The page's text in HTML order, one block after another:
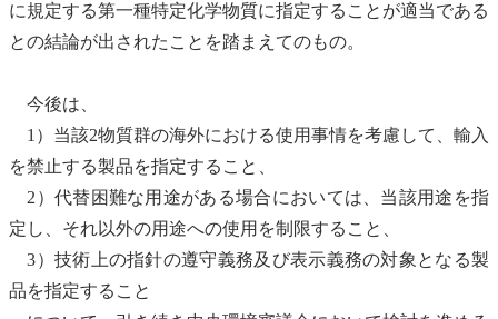
に規定する第一種特定化学物質に指定することが適当である
との結論が出されたことを踏まえてのもの。
今後は、
1）当該2物質群の海外における使用事情を考慮して、輸入
を禁止する製品を指定すること、
2）代替困難な用途がある場合においては、当該用途を指
定し、それ以外の用途への使用を制限すること、
3）技術上の指針の遵守義務及び表示義務の対象となる製
品を指定すること